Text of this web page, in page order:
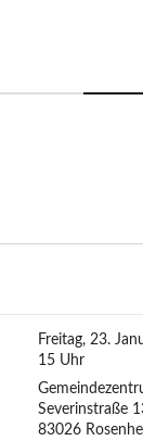
Freitag, 23.
15 Uhr
Severinstraße
83026